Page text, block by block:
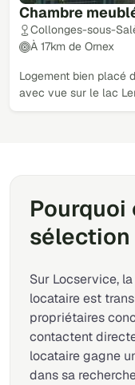
Chambre
Collonges-sous-
À 17km de Ornex
Logement bien placé
avec vue sur le lac
Pourquoi
sélection
Sur Locservice,
locataire est
propriétaires
contactent
locataire gagne
dans sa